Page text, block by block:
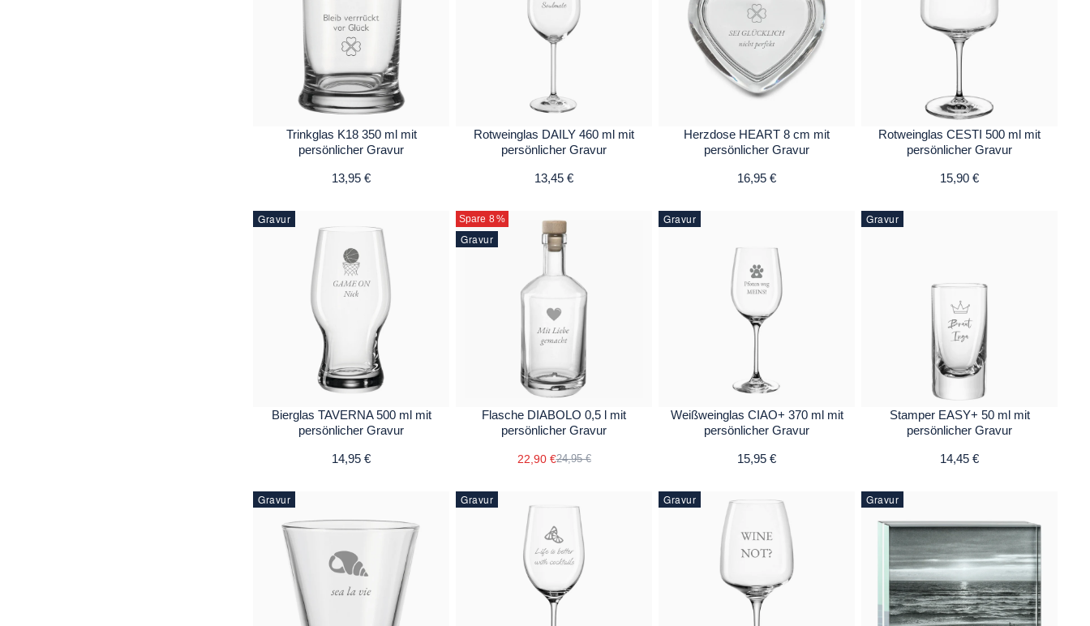
Trinkglas K18 350 ml mit
persönlicher Gravur
13,95 €
Rotweinglas DAILY 460 ml mit
persönlicher Gravur
13,45 €
Herzdose HEART 8 cm mit
persönlicher Gravur
16,95 €
Rotweinglas CESTI 500 ml mit
persönlicher Gravur
15,90 €
Gravur
Bierglas TAVERNA 500 ml mit
persönlicher Gravur
14,95 €
Spare 8%
Gravur
Flasche DIABOLO 0,5 l mit
persönlicher Gravur
22,90 €24,95 €
Gravur
Weißweinglas CIAO+ 370 ml mit
persönlicher Gravur
15,95 €
Gravur
Stamper EASY+ 50 ml mit
persönlicher Gravur
14,45 €
Gravur Gravur Gravur Gravur